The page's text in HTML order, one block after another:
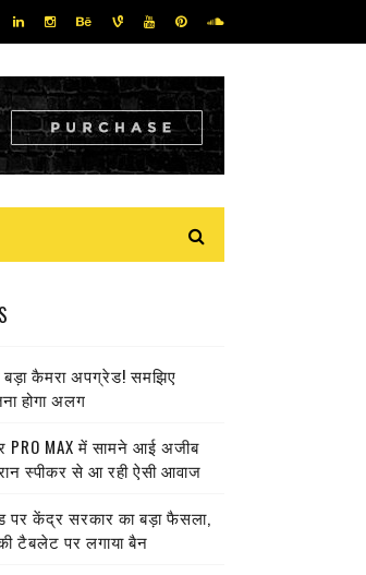
बड़ा कैमरा अपग्रेड! समझिए
होगा अलग
PRO MAX में सामने आई अजीब
स्पीकर से आ रही ऐसी आवाज
पर केंद्र सरकार का बड़ा फैसला,
टैबलेट पर लगाया बैन